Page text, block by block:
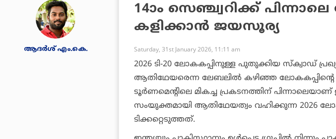
ആദർശ് എം.കെ.
14ാം സെഞ്ച്വറിക്ക്
കളിക്കാന്‍ ജയസൂര്യ
Saturday, 31st January 2026, 11:11 am
2026 ടി-20 ലോകകപ്പിനുള്ള പുതുക്കിയ സ്‌ക്വാഡ്
ആതിഥേയരെന്ന ലേബലില്‍ കഴിഞ്ഞ ലോകകപ്പിന്റെ
ടൂര്‍ണമെന്റിലെ മികച്ച പ്രകടനത്തിന് പിന്നാലെയാണ്
സംയുക്തമായി ആതിഥേയത്വം വഹിക്കുന്ന 2026
ടിക്കറ്റെടുത്തത്.